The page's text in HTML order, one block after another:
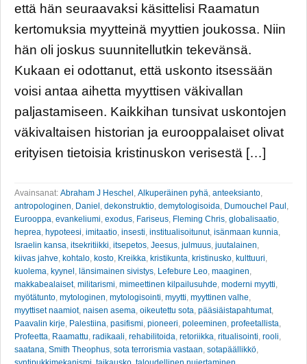
että hän seuraavaksi käsittelisi Raamatun
kertomuksia myytteinä myyttien joukossa. Niin
hän oli joskus suunnitellutkin tekevänsä.
Kukaan ei odottanut, että uskonto itsessään
voisi antaa aihetta myyttisen väkivallan
paljastamiseen. Kaikkihan tunsivat uskontojen
väkivaltaisen historian ja eurooppalaiset olivat
erityisen tietoisia kristinuskon verisestä […]
Avainsanat: Abraham J Heschel , Alkuperäinen pyhä, anteeksianto,
antropologinen, Daniel , dekonstruktio, demytologisoida, Dumouchel Paul ,
Eurooppa, evankeliumi, exodus, Fariseus, Fleming Chris, globalisaatio,
heprea, hypoteesi, imitaatio, insesti, institualisoitunut, isänmaan kunnia,
Israelin kansa, itsekritiikki, itsepetos, Jeesus, julmuus, juutalainen,
kiivas jahve, kohtalo, kosto, Kreikka, kristikunta, kristinusko, kulttuuri,
kuolema, kyynel , länsimainen sivistys, Lefebure Leo, maaginen,
makkabealaiset, militarismi, mimeettinen kilpailusuhde, moderni myytti,
myötätunto, mytologinen, mytologisointi, myytti, myyttinen valhe,
myyttiset naamiot, naisen asema, oikeutettu sota, pääsiäistapahtumat,
Paavalin kirje, Palestiina, pasifismi, pioneeri, poleeminen, profeetallista,
Profeetta, Raamattu, radikaali, rehabilitoida, retoriikka, ritualisointi, rooli,
saatana, Smith Theophus, sota terrorismia vastaan, sotapäällikkö,